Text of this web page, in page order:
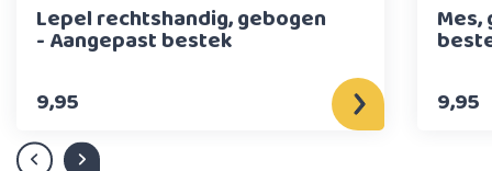
Lepel rechtshandig, gebogen
- Aangepast bestek
9,95
9,95